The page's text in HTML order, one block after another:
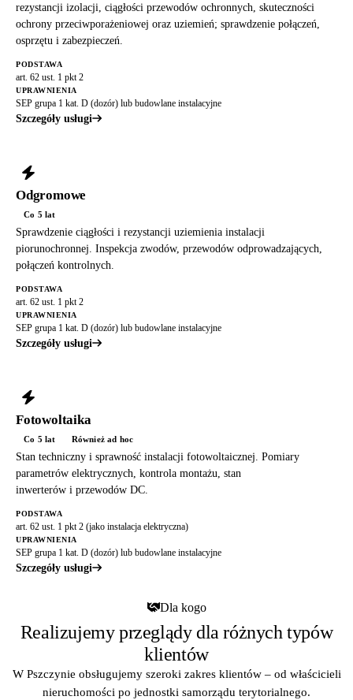
rezystancji izolacji, ciągłości przewodów ochronnych, skuteczności
ochrony przeciwporażeniowej oraz uziemień; sprawdzenie połączeń,
osprzętu i zabezpieczeń.
PODSTAWA
art. 62 ust. 1 pkt 2
UPRAWNIENIA
SEP grupa 1 kat. D (dozór) lub budowlane instalacyjne
Szczegóły usługi
Odgromowe
Co 5 lat
Sprawdzenie ciągłości i rezystancji uziemienia instalacji
piorunochronnej. Inspekcja zwodów, przewodów odprowadzających,
połączeń kontrolnych.
PODSTAWA
art. 62 ust. 1 pkt 2
UPRAWNIENIA
SEP grupa 1 kat. D (dozór) lub budowlane instalacyjne
Szczegóły usługi
Fotowoltaika
Co 5 lat Również ad hoc
Stan techniczny i sprawność instalacji fotowoltaicznej. Pomiary
parametrów elektrycznych, kontrola montażu, stan
inwerterów i przewodów DC.
PODSTAWA
art. 62 ust. 1 pkt 2 (jako instalacja elektryczna)
UPRAWNIENIA
SEP grupa 1 kat. D (dozór) lub budowlane instalacyjne
Szczegóły usługi
Dla kogo
Realizujemy przeglądy dla różnych typów
klientów
W Pszczynie obsługujemy szeroki zakres klientów – od właścicieli
nieruchomości po jednostki samorządu terytorialnego.